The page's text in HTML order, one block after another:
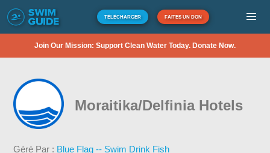
TÉLÉCHARGER FAITES UN DON
Join Our Mission: Support Clean Water Today. Donate Now.
Moraitika/Delfinia Hotels
Géré Par : Blue Flag -- Swim Drink Fish